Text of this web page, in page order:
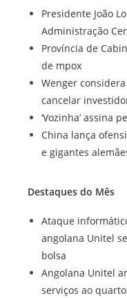
Presidente João
Administração
Província de
de mpox
Wenger
cancelar
‘Vozinha’ assina
China lança
e gigantes
Destaques do Mês
Ataque
angolana Unitel
bolsa
Angolana Unitel
serviços ao